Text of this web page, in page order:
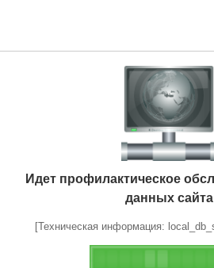
Идет профилактическое
данных сайта
[Техническая информация: